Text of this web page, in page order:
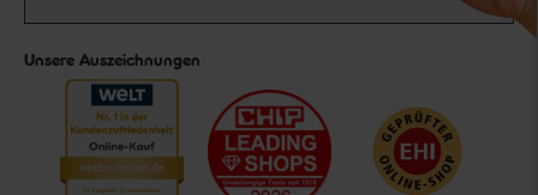
Unsere Auszeichnungen